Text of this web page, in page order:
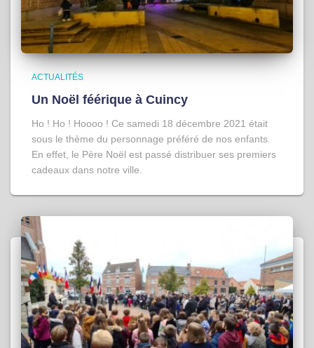
ACTUALITÉS
Un Noël féérique à Cuincy
Ho ! Ho ! Hoooo ! Ce samedi 18 décembre 2021 était
sous le thème du personnage préféré de nos enfants.
En effet, le Père Noël est passé distribuer ses premiers
cadeaux dans notre ville.